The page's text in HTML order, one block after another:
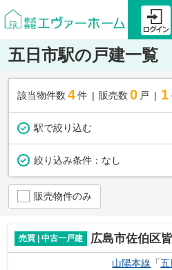
五日市駅の戸建一覧
該当物件数 4件 販売数 0 戸 1
駅で絞り込む
絞り込み条件： なし
販売物件のみ
売買 | 中古一戸建 広島市佐伯区
山陽本線 「五